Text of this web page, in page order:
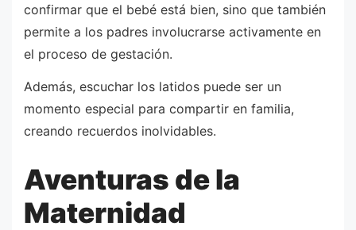
confirmar que el bebé está bien, sino que también
permite a los padres involucrarse activamente en
el proceso de gestación.
Además, escuchar los latidos puede ser un
momento especial para compartir en familia,
creando recuerdos inolvidables.
Aventuras de la
Maternidad